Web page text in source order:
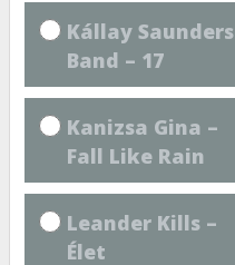
Kállay Saunders
Band – 17
Kanizsa Gina –
Fall Like Rain
Leander Kills –
Élet